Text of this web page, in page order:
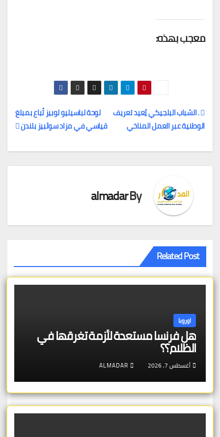
معجب بهذه:
تصفّح
المقالات
لوحة لباسيليو لوبيز تُباع بمبلغ
قياسي في مزاد سوثبيز بلندن
. الشباب البلجيكي يُعيد تعريف
الوطنية عبر العمل المناخي
By
almadar
Related Post
اوروبا
هل فرنسا مستعدة لأزمة تغرقها في
الظلام؟؟
أغسطس 7, 2026 ALMADAR